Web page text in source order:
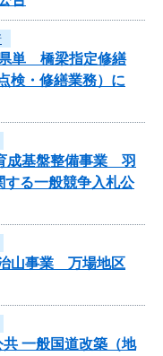
県単 橋梁指定修繕
検・修繕業務）に
成基盤整備事業 羽
る一般競争入札公
治山事業 万場地区
共 一般国道改築（地